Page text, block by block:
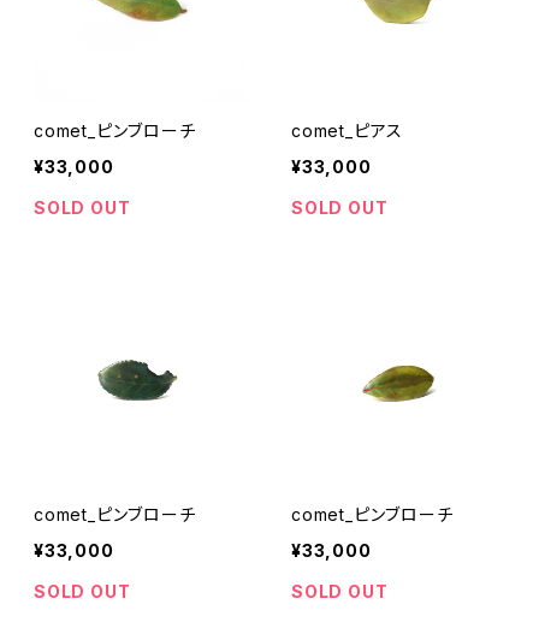
comet_ピンブローチ
¥33,000
SOLD OUT
comet_ピアス
¥33,000
SOLD OUT
comet_ピンブローチ
¥33,000
SOLD OUT
comet_ピンブローチ
¥33,000
SOLD OUT